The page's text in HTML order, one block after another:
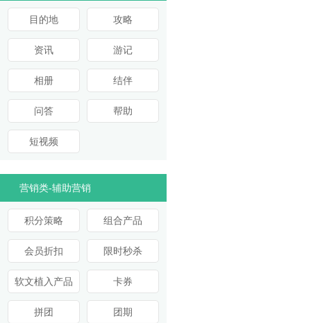
目的地 攻略
资讯 游记
相册 结伴
问答 帮助
短视频
营销类-辅助营销
积分策略 组合产品
会员折扣 限时秒杀
软文植入产品 卡券
拼团 团期